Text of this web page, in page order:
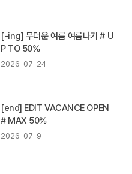
[-ing] 무더운 여름 여름나기 # U
P TO 50%
2026-07-24
[end] EDIT VACANCE OPEN
# MAX 50%
2026-07-9